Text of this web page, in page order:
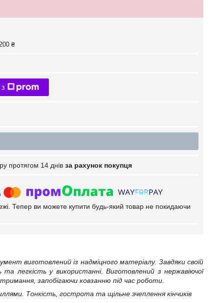
₴
протягом 14 днів за рахунок покупця
Тепер ви можете купити будь-який товар не покидаючи
виготовлений із надміцного матеріалу. Завдяки своїй
легкість у використанні. Виготовлений з нержавіючої
запобігаючи ковзанню під час роботи.
Тонкість, гострота та щільне зчеплення кінчиків